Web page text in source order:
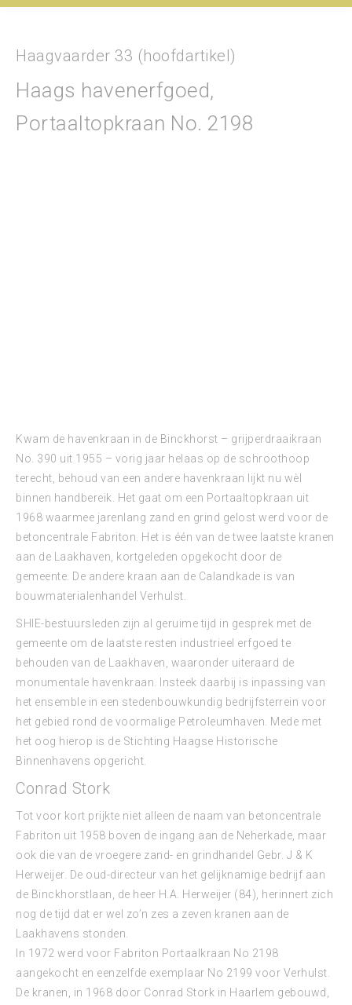
Haagvaarder 33 (hoofdartikel)
Haags havenerfgoed,
Portaaltopkraan No. 2198
Kwam de havenkraan in de Binckhorst – grijperdraaikraan
No. 390 uit 1955 – vorig jaar helaas op de schroothoop
terecht, behoud van een andere havenkraan lijkt nu wèl
binnen handbereik. Het gaat om een Portaaltopkraan uit
1968 waarmee jarenlang zand en grind gelost werd voor de
betoncentrale Fabriton. Het is één van de twee laatste kranen
aan de Laakhaven, kortgeleden opgekocht door de
gemeente. De andere kraan aan de Calandkade is van
bouwmaterialenhandel Verhulst.
SHIE-bestuursleden zijn al geruime tijd in gesprek met de
gemeente om de laatste resten industrieel erfgoed te
behouden van de Laakhaven, waaronder uiteraard de
monumentale havenkraan. Insteek daarbij is inpassing van
het ensemble in een stedenbouwkundig bedrijfsterrein voor
het gebied rond de voormalige Petroleumhaven. Mede met
het oog hierop is de Stichting Haagse Historische
Binnenhavens opgericht.
Conrad Stork
Tot voor kort prijkte niet alleen de naam van betoncentrale
Fabriton uit 1958 boven de ingang aan de Neherkade, maar
ook die van de vroegere zand- en grindhandel Gebr. J & K
Herweijer. De oud-directeur van het gelijknamige bedrijf aan
de Binckhorstlaan, de heer H.A. Herweijer (84), herinnert zich
nog de tijd dat er wel zo’n zes a zeven kranen aan de
Laakhavens stonden.
In 1972 werd voor Fabriton Portaalkraan No 2198
aangekocht en eenzelfde exemplaar No 2199 voor Verhulst.
De kranen, in 1968 door Conrad Stork in Haarlem gebouwd,